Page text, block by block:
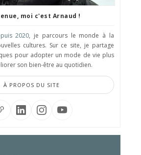
moi c'est Arnaud !
2020, je parcours le monde à la
cultures. Sur ce site, je partage
pour adopter un mode de vie plus
son bien-être au quotidien.
À PROPOS DU SITE